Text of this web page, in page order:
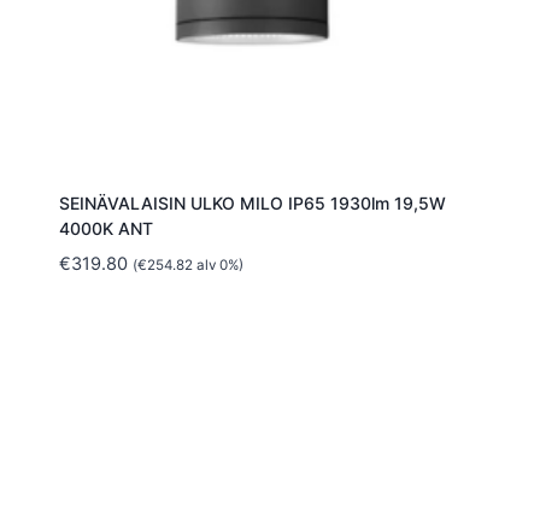
SEINÄVALAISIN ULKO MILO IP65 1930lm 19,5W
4000K ANT
€319.80 (€254.82 alv 0%)